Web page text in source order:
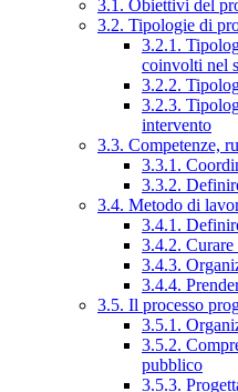
3.1. Obiettivi del
3.2. Tipologie di
3.2.1.
coinvolti nel
3.2.2.
3.2.3.
intervento
3.3. Competenze,
3.3.1.
3.3.2.
3.4. Metodo di
3.4.1.
3.4.2.
3.4.3.
3.4.4.
3.5. Il processo
3.5.1.
3.5.2.
pubblico
3.5.3.